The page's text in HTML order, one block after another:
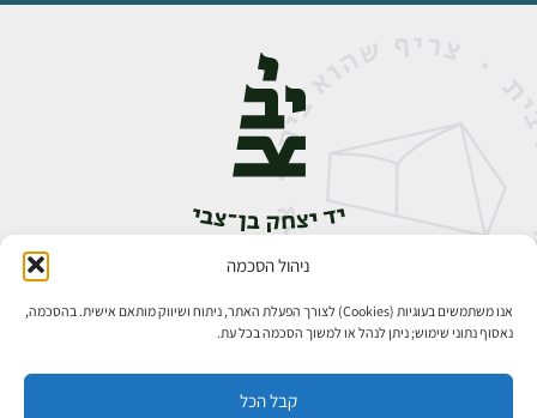
ניהול הסכמה
אנו משתמשים בעוגיות (Cookies) לצורך הפעלת האתר, ניתוח ושיווק מותאם אישית. בהסכמה,
נאסוף נתוני שימוש; ניתן לנהל או למשוך הסכמה בכל עת.
קבל הכל
אבן גבירול 14, רחביה, ירושלים